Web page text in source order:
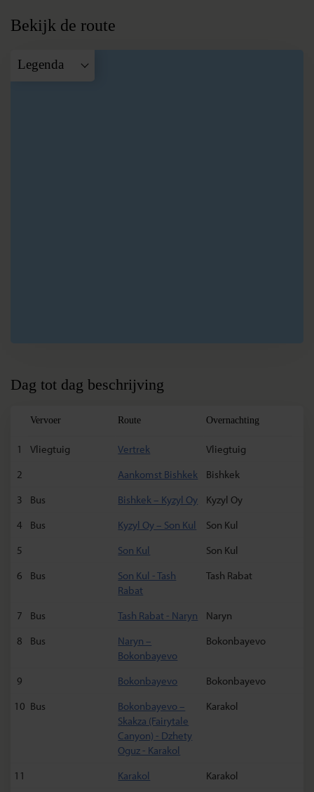
Bekijk de route
Legenda
Dag tot dag beschrijving
Vervoer Route Overnachting
1 Vliegtuig Vertrek
Vliegtuig
2
Aankomst Bishkek
Bishkek
3
Bus Bishkek – Kyzyl Oy
Kyzyl Oy
4
Bus Kyzyl Oy – Son Kul
Son Kul
5
Son Kul
Son Kul
6
Bus
Son Kul - Tash
Rabat
Tash Rabat
7 Bus Tash Rabat - Naryn
Naryn
8
Bus
Naryn –
Bokonbayevo
Bokonbayevo
9 Bokonbayevo
Bokonbayevo
10 Bus
Bokonbayevo –
Skakza (Fairytale
Canyon) - Dzhety
Oguz - Karakol
Karakol
11 Karakol
Karakol